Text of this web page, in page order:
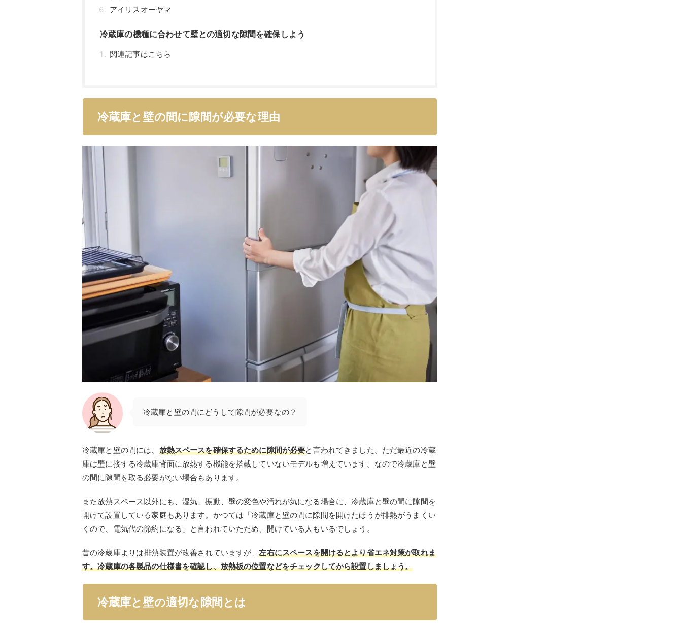
アイリスオーヤマ
冷蔵庫の機種に合わせて壁との適切な隙間を確保しよう
関連記事はこちら
冷蔵庫と壁の間に隙間が必要な理由
冷蔵庫と壁の間にどうして隙間が必要なの？
冷蔵庫と壁の間には、 放熱スペースを確保するために隙間が必要と言われてきました。ただ最近の冷蔵
庫は壁に接する冷蔵庫背面に放熱する機能を搭載していないモデルも増えています。なので冷蔵庫と壁
の間に隙間を取る必要がない場合もあります。
また放熱スペース以外にも、湿気、振動、壁の変色や汚れが気になる場合に、冷蔵庫と壁の間に隙間を
開けて設置している家庭もあります。かつては「冷蔵庫と壁の間に隙間を開けたほうが排熱がうまくい
くので、電気代の節約になる」と言われていたため、開けている人もいるでしょう。
昔の冷蔵庫よりは排熱装置が改善されていますが、左右にスペースを開けるとより省エネ対策が取れま
す。冷蔵庫の各製品の仕様書を確認し、放熱板の位置などをチェックしてから設置しましょう。
冷蔵庫と壁の適切な隙間とは